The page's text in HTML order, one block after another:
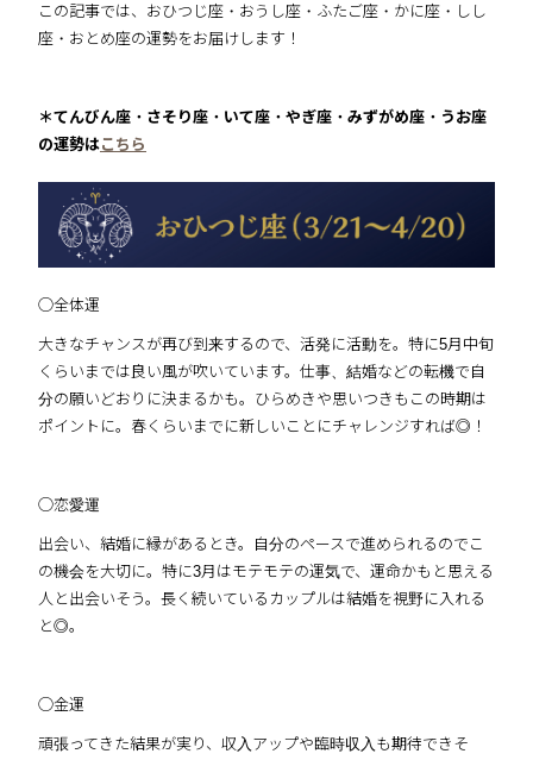
この記事では、おひつじ座・おうし座・ふたご座・かに座・しし
座・おとめ座の運勢をお届けします！
＊てんびん座・さそり座・いて座・やぎ座・みずがめ座・うお座
の運勢はこちら
◯全体運
大きなチャンスが再び到来するので、活発に活動を。特に5月中旬
くらいまでは良い風が吹いています。仕事、結婚などの転機で自
分の願いどおりに決まるかも。ひらめきや思いつきもこの時期は
ポイントに。春くらいまでに新しいことにチャレンジすれば◎！
◯恋愛運
出会い、結婚に縁があるとき。自分のペースで進められるのでこ
の機会を大切に。特に3月はモテモテの運気で、運命かもと思える
人と出会いそう。長く続いているカップルは結婚を視野に入れる
と◎。
◯金運
頑張ってきた結果が実り、収入アップや臨時収入も期待できそ